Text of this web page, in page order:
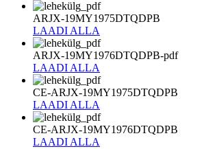
ARJX-19MY1975DTQDPB
LAADI ALLA
ARJX-19MY1976DTQDPB-pdf
LAADI ALLA
CE-ARJX-19MY1975DTQDPB
LAADI ALLA
CE-ARJX-19MY1976DTQDPB
LAADI ALLA